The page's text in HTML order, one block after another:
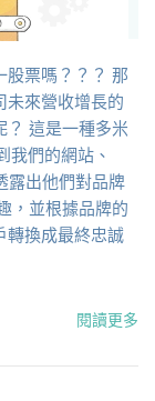
股票嗎？？？ 那
未來營收增長的
？ 這是一種多米
我們的網站、
露出他們對品牌
，並根據品牌的
轉換成最終忠誠
閱讀更多